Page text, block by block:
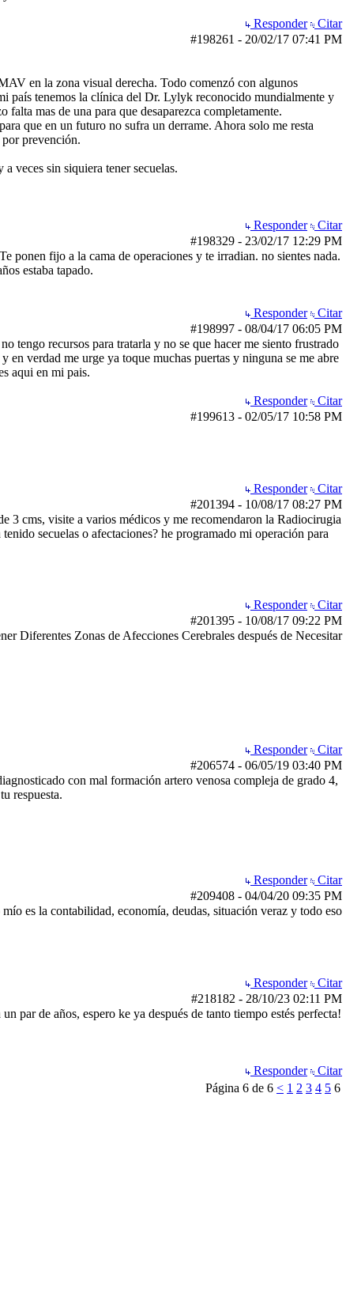
Responder
Citar
#198261 - 20/02/17 07:41 PM
en la zona visual derecha. Todo comenzó con algunos
país tenemos la clínica del Dr. Lylyk reconocido mundialmente y
mas de una para que desaparezca completamente.
que en un futuro no sufra un derrame. Ahora solo me resta
prevención.
veces sin siquiera tener secuelas.
Responder
Citar
#198329 - 23/02/17 12:29 PM
ponen fijo a la cama de operaciones y te irradian. no sientes nada.
estaba tapado.
Responder
Citar
#198997 - 08/04/17 06:05 PM
tengo recursos para tratarla y no se que hacer me siento frustrado
verdad me urge ya toque muchas puertas y ninguna se me abre
aqui en mi pais.
Responder
Citar
#199613 - 02/05/17 10:58 PM
Responder
Citar
#201394 - 10/08/17 08:27 PM
3 cms, visite a varios médicos y me recomendaron la Radiocirugia
secuelas o afectaciones? he programado mi operación para
Responder
Citar
#201395 - 10/08/17 09:22 PM
Diferentes Zonas de Afecciones Cerebrales después de Necesitar
Responder
Citar
#206574 - 06/05/19 03:40 PM
con mal formación artero venosa compleja de grado 4,
respuesta.
Responder
Citar
#209408 - 04/04/20 09:35 PM
es la contabilidad, economía, deudas, situación veraz y todo eso
Responder
Citar
#218182 - 28/10/23 02:11 PM
par de años, espero ke ya después de tanto tiempo estés perfecta!
Responder
Citar
Página 6 de 6 < 1 2 3 4 5 6